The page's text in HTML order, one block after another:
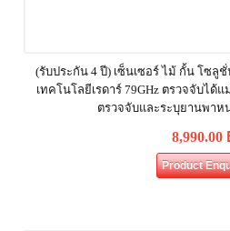
(รับประกัน 4 ปี) เซ็นเซอร์ ไม้ กั้น โซลู
เทคโนโลยีเรดาร์ 79GHz ตรวจจับไ
ตรวจจับและระบุยานพาห
8,990.00
Product